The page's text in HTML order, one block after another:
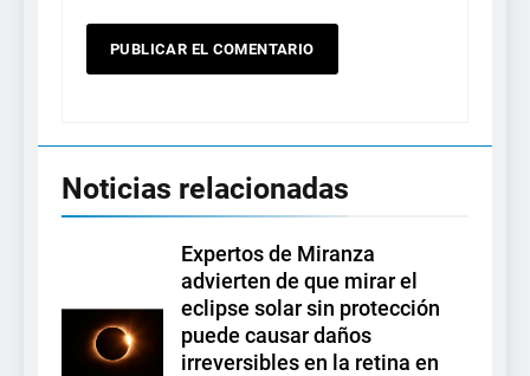
Noticias relacionadas
Expertos de Miranza
advierten de que mirar el
eclipse solar sin protección
puede causar daños
irreversibles en la retina en